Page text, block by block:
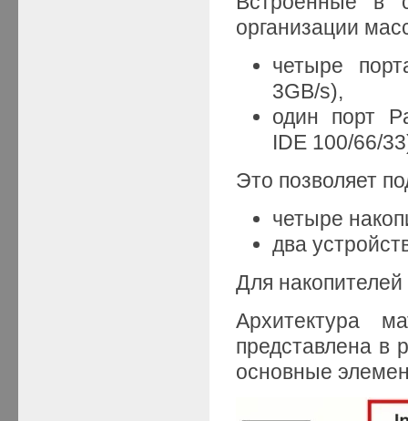
организации
четыре
3GB/s),
один порт
IDE 100/66/
Это позволяет
четыре
два
Для
Архитектура
представлена в
основные